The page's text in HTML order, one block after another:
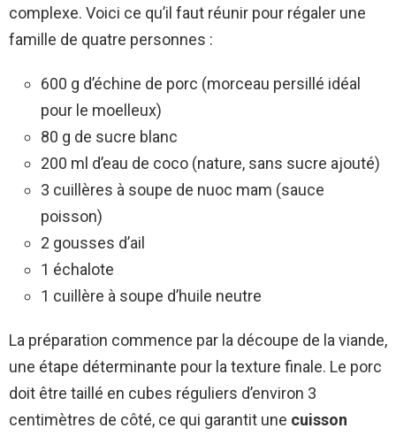
complexe. Voici ce qu’il faut réunir pour régaler une
famille de quatre personnes :
600 g d’échine de porc (morceau persillé idéal
pour le moelleux)
80 g de sucre blanc
200 ml d’eau de coco (nature, sans sucre ajouté)
3 cuillères à soupe de nuoc mam (sauce
poisson)
2 gousses d’ail
1 échalote
1 cuillère à soupe d’huile neutre
La préparation commence par la découpe de la viande,
une étape déterminante pour la texture finale. Le porc
doit être taillé en cubes réguliers d’environ 3
centimètres de côté, ce qui garantit une cuisson